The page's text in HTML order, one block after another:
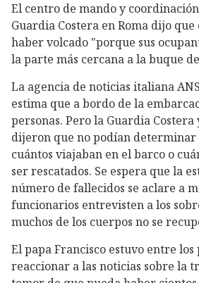
El centro de mando y
Guardia Costera en Roma dijo
haber volcado "porque sus
la parte más cercana a la buque
La agencia de noticias italiana
estima que a bordo de la
personas. Pero la Guardia
dijeron que no podían
cuántos viajaban en el barco o
ser rescatados. Se espera que la
número de fallecidos se aclare a
funcionarios entrevisten a los
muchos de los cuerpos no se
El papa Francisco estuvo entre
reaccionar a las noticias sobre la